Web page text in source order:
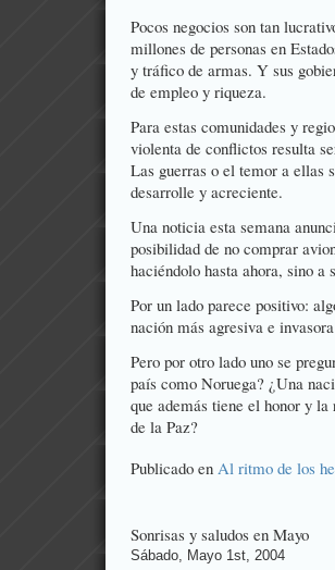
Pocos negocios son tan
millones de personas en
y tráfico de armas. Y sus
de empleo y riqueza.
Para estas comunidades y
violenta de conflictos resulta
Las guerras o el temor a ellas
desarrolle y acreciente.
Una noticia esta semana
posibilidad de no comprar
haciéndolo hasta ahora, sino a
Por un lado parece positivo:
nación más agresiva e
Pero por otro lado uno se
país como Noruega? ¿Una
que además tiene el honor y
de la Paz?
Publicado en Al ritmo de los
Sonrisas y saludos en Mayo
Sábado, Mayo 1st, 2004